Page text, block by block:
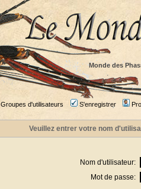
Monde des
Groupes d'utilisateurs S'enregistrer
Veuillez entrer votre nom
Nom d'utilisateur:
Mot de passe: